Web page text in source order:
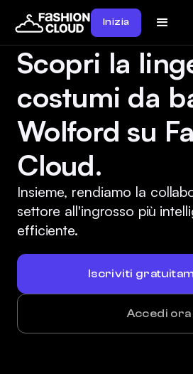
Inizia
Scopri la
costumi da
Wolford su
Cloud.
Insieme, rendiamo la
settore all'ingrosso più
efficiente.
Iscriviti
Accedi ora